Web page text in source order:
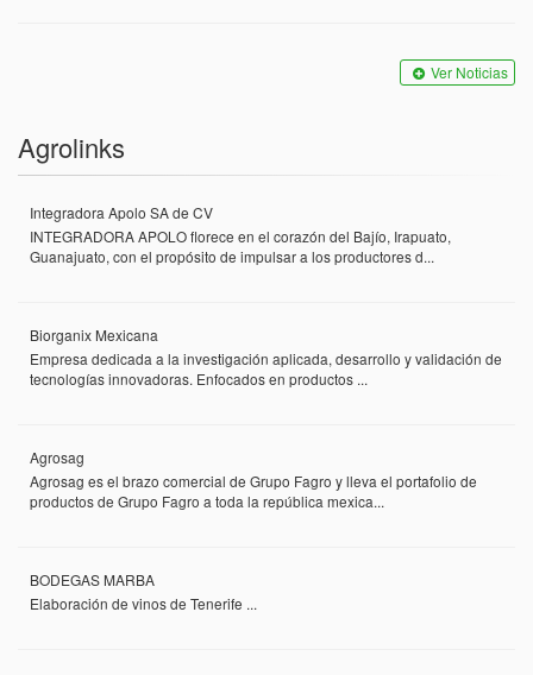
Ver Noticias
Agrolinks
Integradora Apolo SA de CV
INTEGRADORA APOLO florece en el corazón del Bajío, Irapuato,
Guanajuato, con el propósito de impulsar a los productores d...
Biorganix Mexicana
Empresa dedicada a la investigación aplicada, desarrollo y validación de
tecnologías innovadoras. Enfocados en productos ...
Agrosag
Agrosag es el brazo comercial de Grupo Fagro y lleva el portafolio de
productos de Grupo Fagro a toda la república mexica...
BODEGAS MARBA
Elaboración de vinos de Tenerife ...